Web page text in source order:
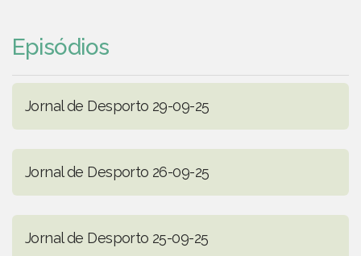
Episódios
Jornal de Desporto 29-09-25
Jornal de Desporto 26-09-25
Jornal de Desporto 25-09-25